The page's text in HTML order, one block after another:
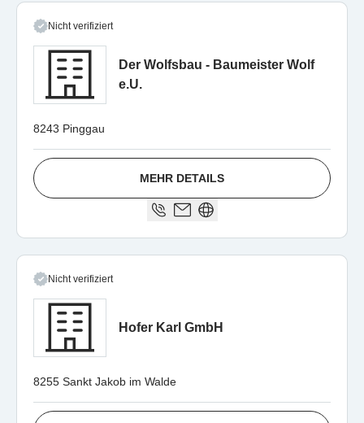
Nicht verifiziert
Der Wolfsbau - Baumeister Wolf
e.U.
8243 Pinggau
MEHR DETAILS
Nicht verifiziert
Hofer Karl GmbH
8255 Sankt Jakob im Walde